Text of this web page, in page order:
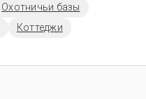
Охотничьи базы
Коттеджи